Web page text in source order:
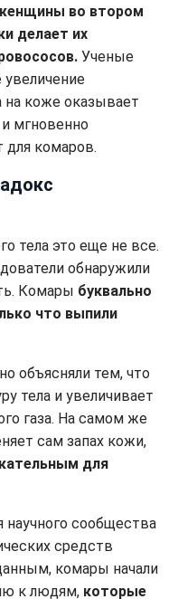
во втором
делает их
Ученые
на коже оказывает
мгновенно
для комаров.
тела это еще не все.
обнаружили
Комары буквально
что выпили
объясняли тем, что
тела и увеличивает
газа. На самом же
сам запах кожи,
для
сообщества
средств
комары начали
к людям, которые